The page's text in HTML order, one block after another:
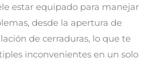
estar equipado para manejar
desde la apertura de
de cerraduras, lo que te
inconvenientes en un solo